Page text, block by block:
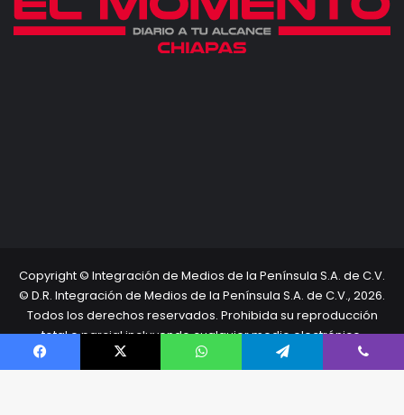
Copyright © Integración de Medios de la Península S.A. de C.V.
© D.R. Integración de Medios de la Península S.A. de C.V., 2026.
Todos los derechos reservados. Prohibida su reproducción
total o parcial incluyendo cualquier medio electrónico.
Inicio
Términos Legales Directorio
Facebook X WhatsApp Telegram Viber